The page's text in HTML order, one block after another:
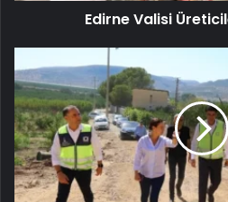
Edirne Valisi